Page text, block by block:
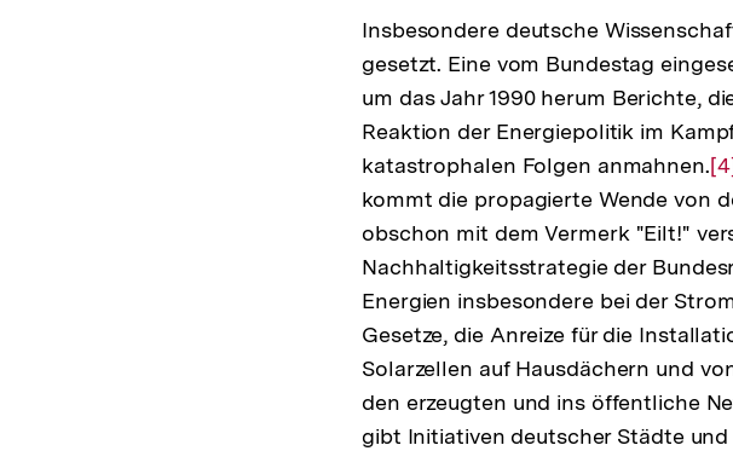
Insbesondere deutsche
gesetzt. Eine vom Bundestag
um das Jahr 1990 herum Berichte,
Reaktion der Energiepolitik im
katastrophalen Folgen anmahnen.
kommt die propagierte Wende von
obschon mit dem Vermerk "Eilt!"
Nachhaltigkeitsstrategie der
Energien insbesondere bei der
Gesetze, die Anreize für die
Solarzellen auf Hausdächern und
den erzeugten und ins öffentliche
gibt Initiativen deutscher Städte